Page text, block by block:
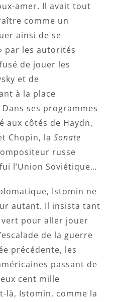
amer. Il avait tout
comme un
ainsi de se
par les autorités
de jouer les
et de
à la place
ses programmes
aux côtés de Haydn,
Chopin, la Sonate
russe
l’Union Soviétique…
Istomin ne
autant. Il insista tant
vert pour aller jouer
de la guerre
précédente, les
passant de
cent mille
là, Istomin, comme la